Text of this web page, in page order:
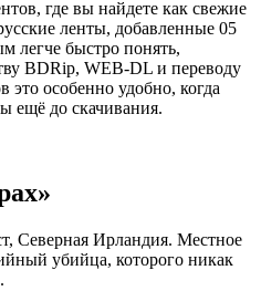
где вы найдете как свежие
ленты, добавленные 05
легче быстро понять,
BDRip, WEB-DL и переводу
особенно удобно, когда
ещё до скачивания.
Северная Ирландия. Местное
убийца, которого никак